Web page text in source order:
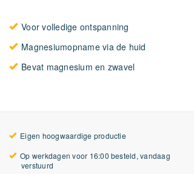
Voor volledige ontspanning
Magnesiumopname via de huid
Bevat magnesium en zwavel
Eigen hoogwaardige productie
Op werkdagen voor 16:00 besteld, vandaag
verstuurd